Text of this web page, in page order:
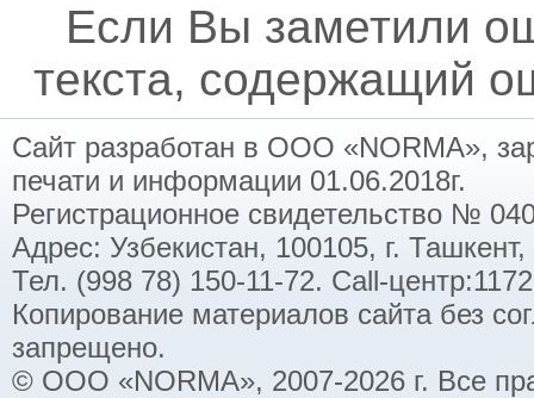
Если Вы заметили
текста, содержащий
Сайт разработан в ООО «NORMA»,
печати и информации 01.06.2018г.
Регистрационное свидетельство №
Адрес: Узбекистан, 100105, г.
Тел. (998 78) 150-11-72. Call-
Копирование материалов сайта без
запрещено.
© ООО «NORMA», 2007-2026 г. Все